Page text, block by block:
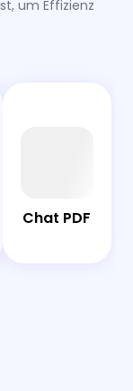
um Effizienz
Chat PDF